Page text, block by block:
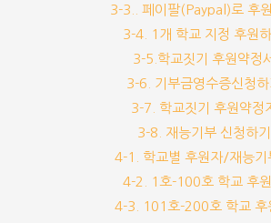
3-3.. 페이팔(Paypal)로 후원
3-4. 1개 학교 지정 후원하
3-5.학교짓기 후원약정
3-6. 기부금영수증신청하
3-7. 학교짓기 후원약정
3-8. 재능기부 신청하기
4-1. 학교별 후원자/재능기
4-2. 1호-100호 학교 후
4-3. 101호-200호 학교 후